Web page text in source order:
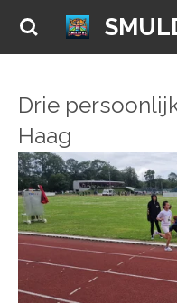
Ga
hoofdinhoud
Drie
Haag